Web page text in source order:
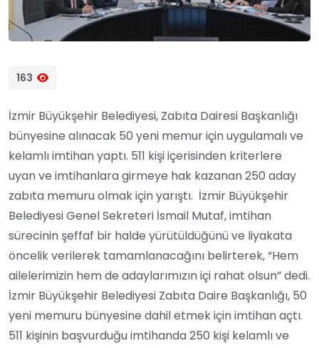
163
İzmir Büyükşehir Belediyesi, Zabıta Dairesi Başkanlığı
bünyesine alınacak 50 yeni memur için uygulamalı ve
kelamlı imtihan yaptı. 511 kişi içerisinden kriterlere
uyan ve imtihanlara girmeye hak kazanan 250 aday
zabıta memuru olmak için yarıştı. İzmir Büyükşehir
Belediyesi Genel Sekreteri İsmail Mutaf, imtihan
sürecinin şeffaf bir halde yürütüldüğünü ve liyakata
öncelik verilerek tamamlanacağını belirterek, “Hem
ailelerimizin hem de adaylarımızın içi rahat olsun” dedi.
İzmir Büyükşehir Belediyesi Zabıta Daire Başkanlığı, 50
yeni memuru bünyesine dahil etmek için imtihan açtı.
511 kişinin başvurduğu imtihanda 250 kişi kelamlı ve